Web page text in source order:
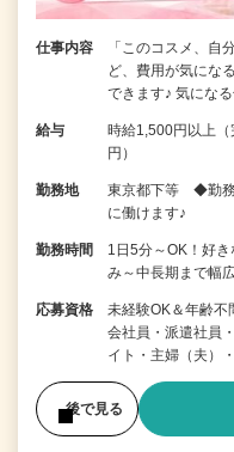
仕事内容
「このコスメ、自
ど、費用が気にな
できます♪ 気にな
給与
時給1,500円以上
円）
勤務地
東京都下等 ◆勤務
に働けます♪
勤務時間
1日5分～OK！好
み～中長期まで幅
応募資格
未経験OK＆年齢
会社員・派遣社員
イト・主婦（夫）
後で見る